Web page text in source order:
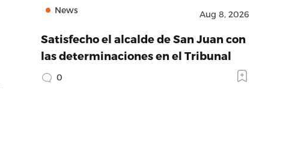
News Aug 8, 2026
Satisfecho el alcalde de San Juan con
las determinaciones en el Tribunal
0